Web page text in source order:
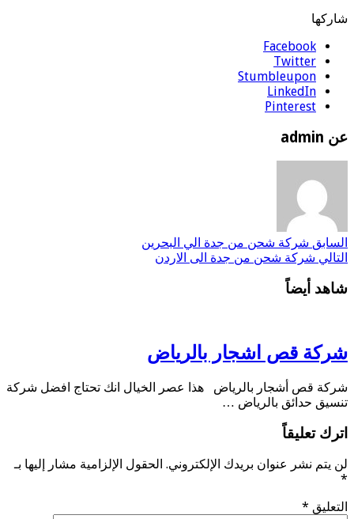
شاركها
Facebook
Twitter
Stumbleupon
LinkedIn
Pinterest
عن admin
السابق شركة شحن من جدة الي البحرين
التالي شركة شحن من جدة الى الاردن
شاهد أيضاً
شركة قص اشجار بالرياض
شركة قص أشجار بالرياض هذا عصر الخيال انك تحتاج افضل شركة
تنسيق حدائق بالرياض …
اترك تعليقاً
لن يتم نشر عنوان بريدك الإلكتروني. الحقول الإلزامية مشار إليها بـ
*
التعليق *